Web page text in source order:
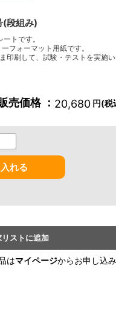
(段組み)
トです。
フォーマット用紙です。
印刷して、試験・テストを実施
売価格 ： 20,680 円(税
れる
ストに追加
はマイページからお申し込